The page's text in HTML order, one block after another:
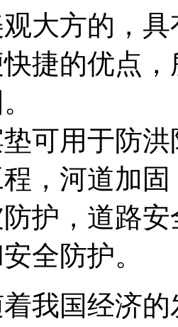
大方的，
捷的优点
可用于防
，河道加
护，道路
全防护。
我国经济